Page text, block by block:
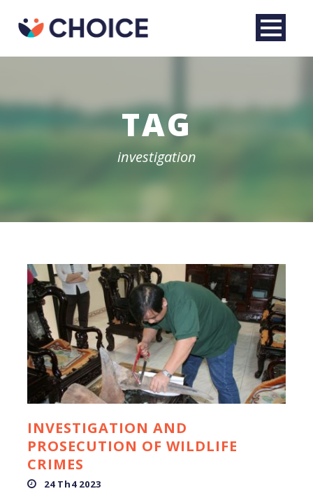
TAG
investigation
INVESTIGATION AND
PROSECUTION OF WILDLIFE
CRIMES
24 Th4 2023